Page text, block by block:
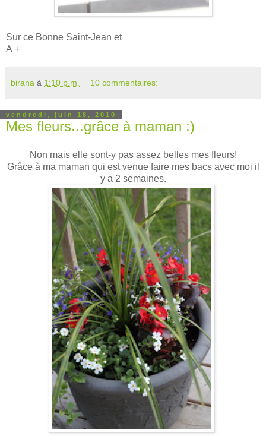
Sur ce Bonne Saint-Jean et
A +
birana à 1:10 p.m. 10 commentaires:
vendredi, juin 18, 2010
Mes fleurs...grâce à maman :)
Non mais elle sont-y pas assez belles mes fleurs!
Grâce à ma maman qui est venue faire mes bacs avec moi il
y a 2 semaines.